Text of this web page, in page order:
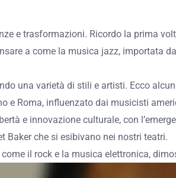
e trasformazioni. Ricordo la prima
a come la musica jazz, importata
una varietà di stili e artisti. Ecco
e Roma, influenzato dai musicisti
e innovazione culturale, con
Baker che si esibivano nei nostri teatri.
il rock e la musica elettronica,